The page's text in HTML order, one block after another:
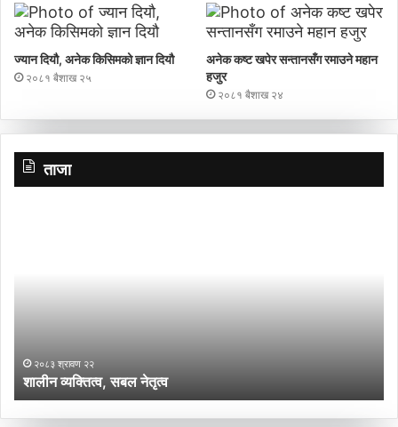
ज्यान दियौ, अनेक किसिमको ज्ञान दियौ
२०८१ बैशाख २५
अनेक कष्ट खपेर सन्तानसँग रमाउने महान
हजुर
२०८१ बैशाख २४
ताजा
२०८३ श्रावण २२
शालीन व्यक्तित्व, सबल नेतृत्व